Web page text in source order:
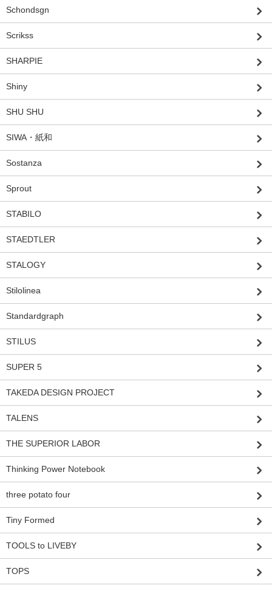
Schondsgn
Scrikss
SHARPIE
Shiny
SHU SHU
SIWA・紙和
Sostanza
Sprout
STABILO
STAEDTLER
STALOGY
Stilolinea
Standardgraph
STILUS
SUPER 5
TAKEDA DESIGN PROJECT
TALENS
THE SUPERIOR LABOR
Thinking Power Notebook
three potato four
Tiny Formed
TOOLS to LIVEBY
TOPS